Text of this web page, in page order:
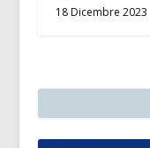
18 Dicembre 2023